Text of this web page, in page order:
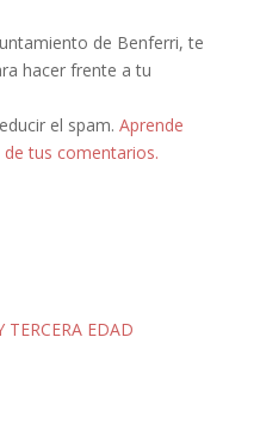
de Benferri, te
hacer frente a tu
el spam. Aprende
tus comentarios.
TERCERA EDAD